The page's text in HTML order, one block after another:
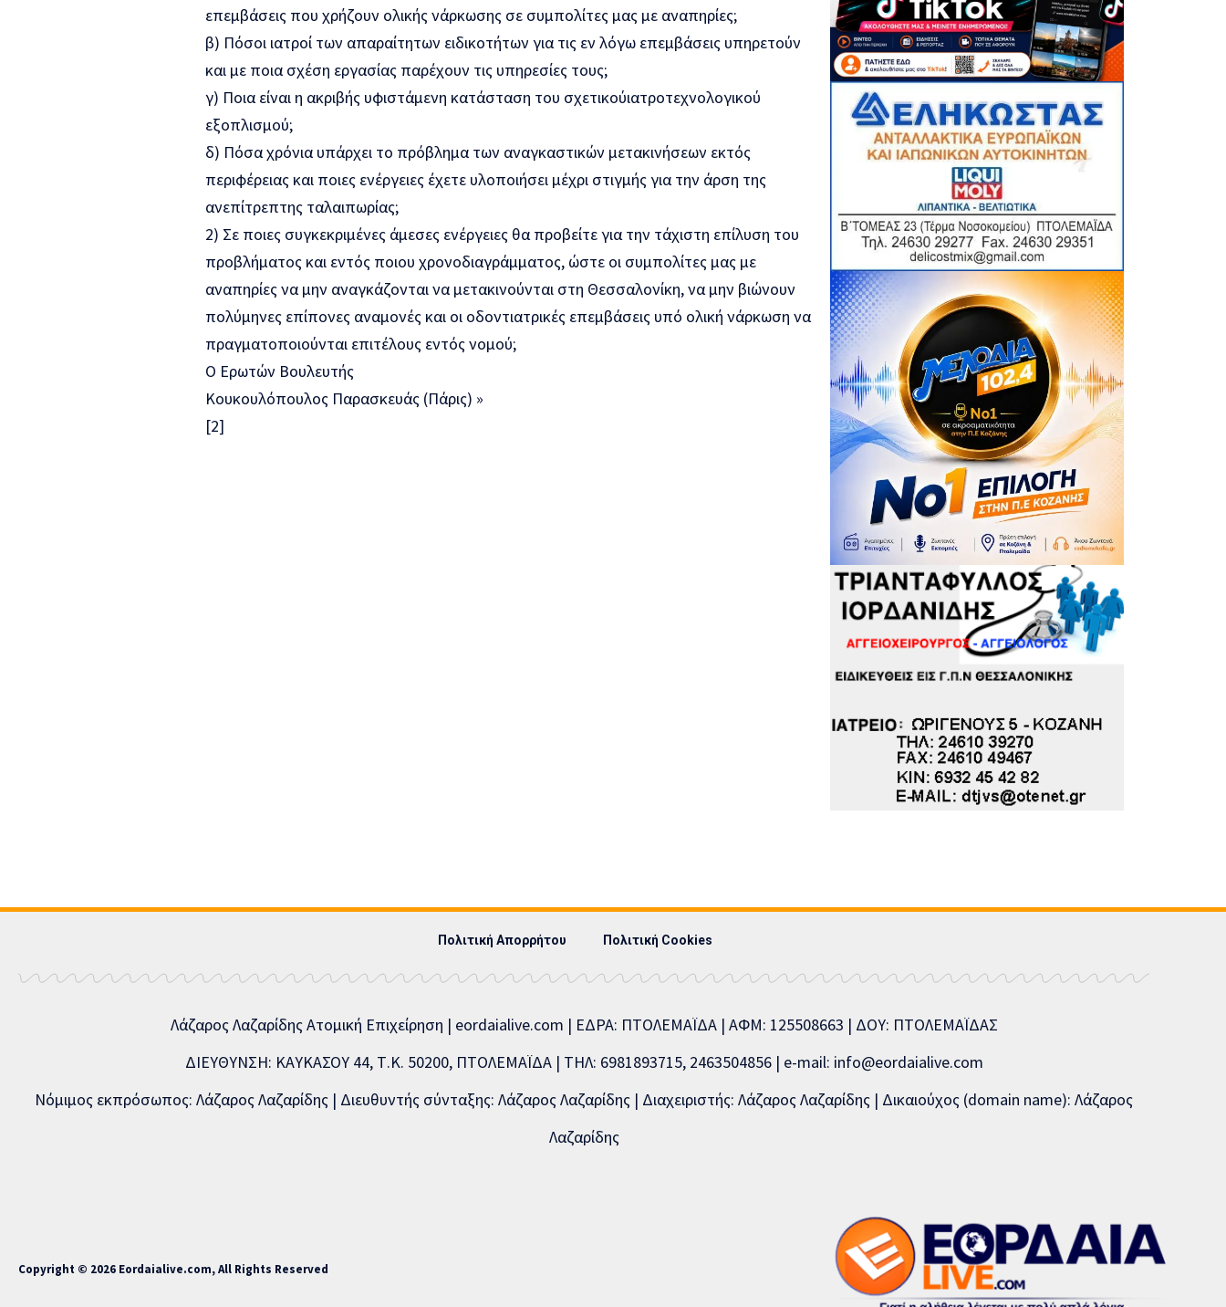
επεμβάσεις που χρήζουν ολικής νάρκωσης σε συμπολίτες μας με αναπηρίες;
β) Πόσοι ιατροί των απαραίτητων ειδικοτήτων για τις εν λόγω επεμβάσεις υπηρετούν
και με ποια σχέση εργασίας παρέχουν τις υπηρεσίες τους;
γ) Ποια είναι η ακριβής υφιστάμενη κατάσταση του σχετικούιατροτεχνολογικού
εξοπλισμού;
δ) Πόσα χρόνια υπάρχει το πρόβλημα των αναγκαστικών μετακινήσεων εκτός
περιφέρειας και ποιες ενέργειες έχετε υλοποιήσει μέχρι στιγμήςγια την άρση της
ανεπίτρεπτης ταλαιπωρίας;
2) Σε ποιες συγκεκριμένες άμεσες ενέργειες θα προβείτε για την τάχιστη επίλυση του
προβλήματος και εντός ποιου χρονοδιαγράμματος, ώστε οι συμπολίτες μας με
αναπηρίες να μην αναγκάζονται να μετακινούνται στη Θεσσαλονίκη, να μην βιώνουν
πολύμηνες επίπονες αναμονές και οι οδοντιατρικές επεμβάσεις υπό ολική νάρκωση να
πραγματοποιούνται επιτέλους εντός νομού;
Ο Ερωτών Βουλευτής
Κουκουλόπουλος Παρασκευάς (Πάρις) »
[2]
Πολιτική Απορρήτου Πολιτική Cookies
Λάζαρος Λαζαρίδης Ατομική Επιχείρηση | eordaialive.com | ΕΔΡΑ: ΠΤΟΛΕΜΑΪΔΑ | ΑΦΜ: 125508663 | ΔΟΥ: ΠΤΟΛΕΜΑΪΔΑΣ
ΔΙΕΥΘΥΝΣΗ: ΚΑΥΚΑΣΟΥ 44, Τ.Κ. 50200, ΠΤΟΛΕΜΑΪΔΑ | ΤΗΛ: 6981893715, 2463504856 | e-mail: info@eordaialive.com
Νόμιμος εκπρόσωπος: Λάζαρος Λαζαρίδης | Διευθυντής σύνταξης: Λάζαρος Λαζαρίδης | Διαχειριστής: Λάζαρος Λαζαρίδης | Δικαιούχος (domain name): Λάζαρος
Λαζαρίδης
Copyright © 2026 Eordaialive.com, All Rights Reserved